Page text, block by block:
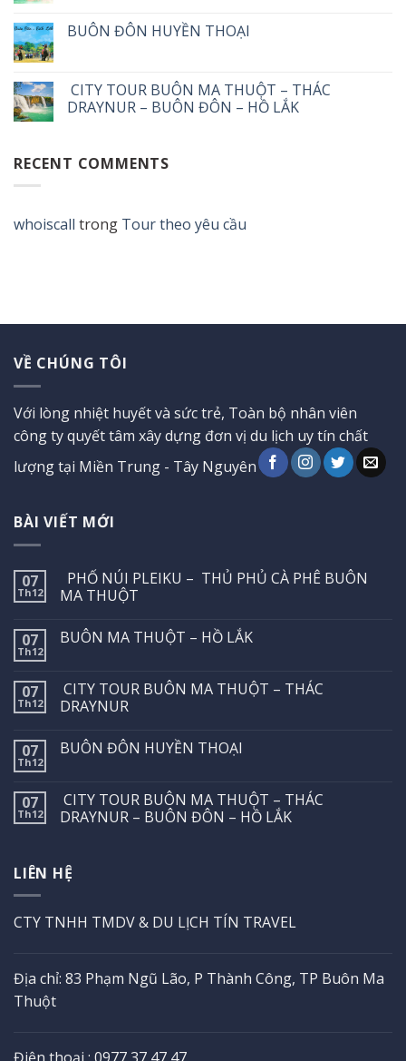
BUÔN ĐÔN HUYỀN THOẠI
CITY TOUR BUÔN MA THUỘT – THÁC
DRAYNUR – BUÔN ĐÔN – HỒ LẮK
RECENT COMMENTS
whoiscall trong Tour theo yêu cầu
VỀ CHÚNG TÔI
Với lòng nhiệt huyết và sức trẻ, Toàn bộ nhân viên
công ty quyết tâm xây dựng đơn vị du lịch uy tín chất
lượng tại Miền Trung - Tây Nguyên
BÀI VIẾT MỚI
07
Th12
PHỐ NÚI PLEIKU – THỦ PHỦ CÀ PHÊ BUÔN
MA THUỘT
07
Th12
BUÔN MA THUỘT – HỒ LẮK
07
Th12
CITY TOUR BUÔN MA THUỘT – THÁC
DRAYNUR
07
Th12
BUÔN ĐÔN HUYỀN THOẠI
07
Th12
CITY TOUR BUÔN MA THUỘT – THÁC
DRAYNUR – BUÔN ĐÔN – HỒ LẮK
LIÊN HỆ
CTY TNHH TMDV & DU LỊCH TÍN TRAVEL
Địa chỉ: 83 Phạm Ngũ Lão, P Thành Công, TP Buôn Ma
Thuột